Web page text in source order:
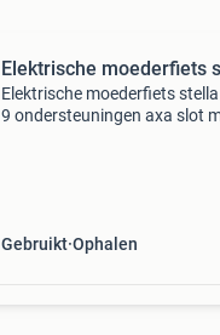
Elektrische moederfiets
Elektrische moederfiets
9 ondersteuningen axa slot
Gebruikt Ophalen